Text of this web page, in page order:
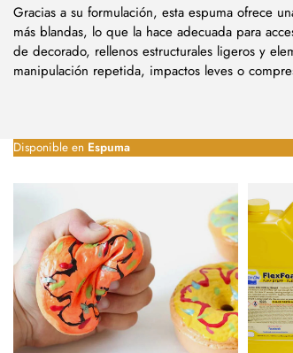
Gracias a su formulación, esta espuma ofrece
más blandas, lo que la hace adecuada para
de decorado, rellenos estructurales ligeros y
manipulación repetida, impactos leves o
Disponible en Espuma